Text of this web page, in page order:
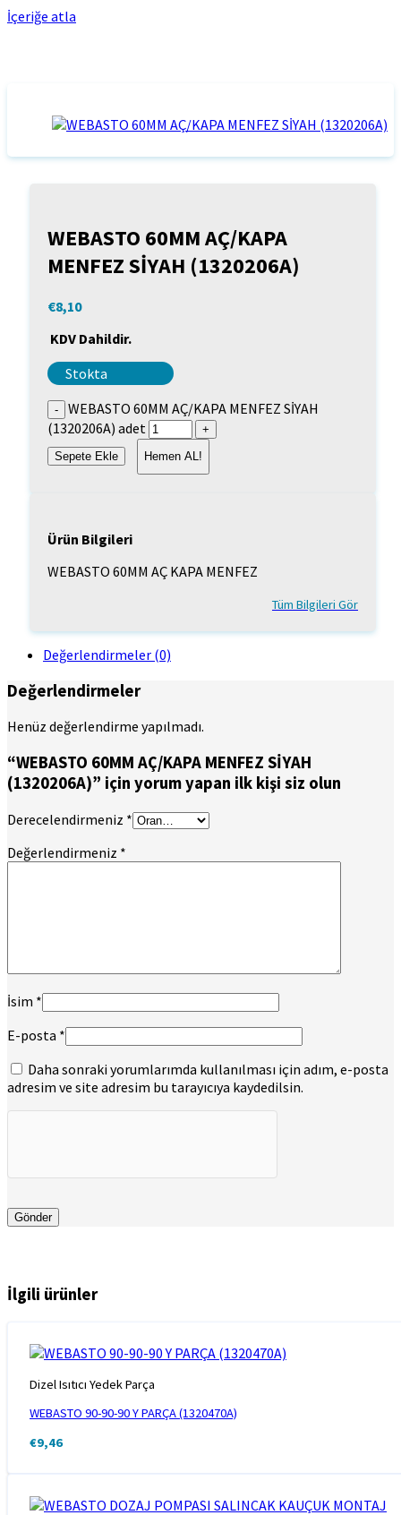
İçeriğe atla
WEBASTO 60MM AÇ/KAPA
MENFEZ SİYAH (1320206A)
€8,10
KDV Dahildir.
Stokta
WEBASTO 60MM AÇ/KAPA MENFEZ SİYAH
(1320206A) adet
Sepete Ekle Hemen AL!
Ürün Bilgileri
WEBASTO 60MM AÇ KAPA MENFEZ
Tüm Bilgileri Gör
Değerlendirmeler (0)
Değerlendirmeler
Henüz değerlendirme yapılmadı.
“WEBASTO 60MM AÇ/KAPA MENFEZ SİYAH
(1320206A)” için yorum yapan ilk kişi siz olun
Derecelendirmeniz *
Değerlendirmeniz *
İsim *
E-posta *
Daha sonraki yorumlarımda kullanılması için adım, e-posta
adresim ve site adresim bu tarayıcıya kaydedilsin.
İlgili ürünler
Dizel Isıtıcı Yedek Parça
WEBASTO 90-90-90 Y PARÇA (1320470A)
€9,46